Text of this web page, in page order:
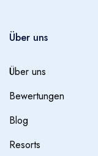
Über uns
Über uns
Bewertungen
Blog
Resorts